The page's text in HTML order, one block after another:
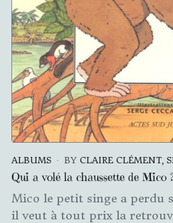
ALBUMS BY CLAIRE CLÉMENT,
Qui a volé la chaussette de Mico
Mico le petit singe a perdu
il veut à tout prix la